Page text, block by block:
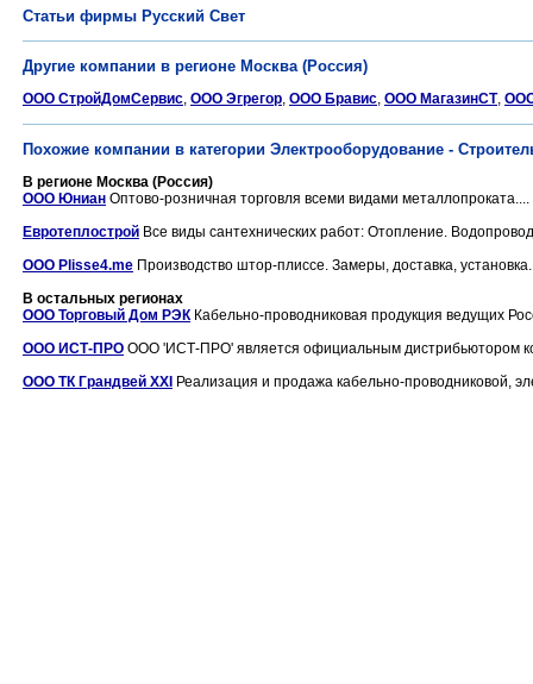
Статьи фирмы Русский Свет
Другие компании в регионе Москва (Россия)
ООО СтройДомСервис, ООО Эгрегор, ООО Бравис, ООО МагазинСТ,
Похожие компании в категории Электрооборудование -
В регионе Москва (Россия)
ООО Юниан Оптово-розничная торговля всеми видами металлопроката....
Евротеплострой Все виды сантехнических работ: Отопление.
ООО Plisse4.me Производство штор-плиссе. Замеры, доставка,
В остальных регионах
ООО Торговый Дом РЭККабельно-проводниковая продукция ведущих
ООО ИСТ-ПРО ООО 'ИСТ-ПРО' является официальным дистрибьютором
ООО ТК Грандвей XXI Реализация и продажа кабельно-проводниковой,